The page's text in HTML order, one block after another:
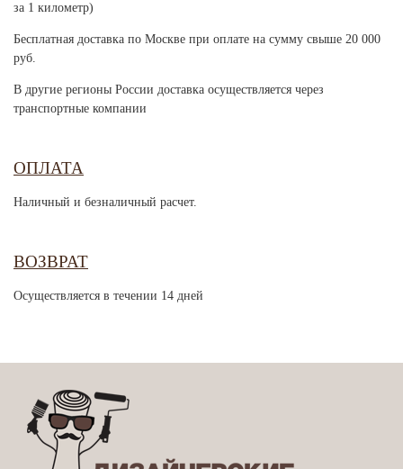
за 1 километр)
Бесплатная доставка по Москве при оплате на сумму свыше 20 000
руб.
В другие регионы России доставка осуществляется через
транспортные компании
ОПЛАТА
Наличный и безналичный расчет.
ВОЗВРАТ
Осуществляется в течении 14 дней